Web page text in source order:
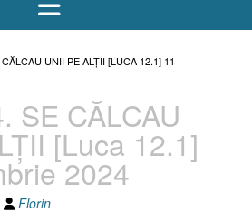
UNII PE ALȚII [LUCA 12.1] 11
SE CĂLCAU
[Luca 12.1]
2024
Florin